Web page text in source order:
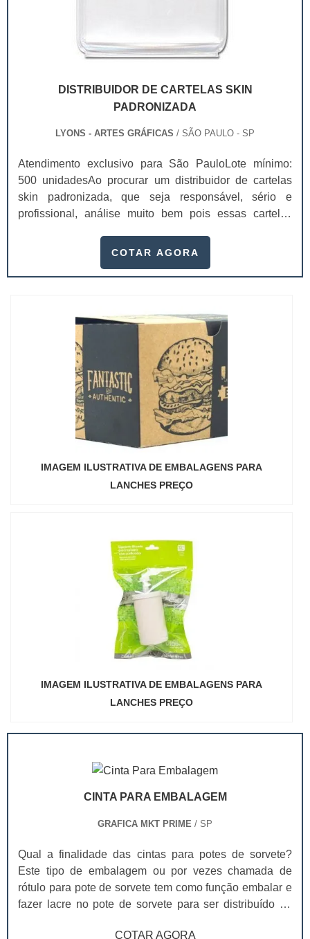
DISTRIBUIDOR DE CARTELAS SKIN
PADRONIZADA
LYONS - ARTES GRÁFICAS / SÃO PAULO - SP
Atendimento exclusivo para São PauloLote mínimo:
500 unidadesAo procurar um distribuidor de cartelas
skin padronizada, que seja responsável, sério e
profissional, análise muito bem pois essas cartelas
produto.A busca por empresas sérias para adquirir esse
podem assegurar aos clientes características pontuais
COTAR AGORA
IMAGEM ILUSTRATIVA DE EMBALAGENS PARA
LANCHES PREÇO
IMAGEM ILUSTRATIVA DE EMBALAGENS PARA
LANCHES PREÇO
CINTA PARA EMBALAGEM
GRAFICA MKT PRIME / SP
Qual a finalidade das cintas para potes de sorvete?
Este tipo de embalagem ou por vezes chamada de
rótulo para pote de sorvete tem como função embalar e
fazer lacre no pote de sorvete para ser distribuído no
COTAR AGORA